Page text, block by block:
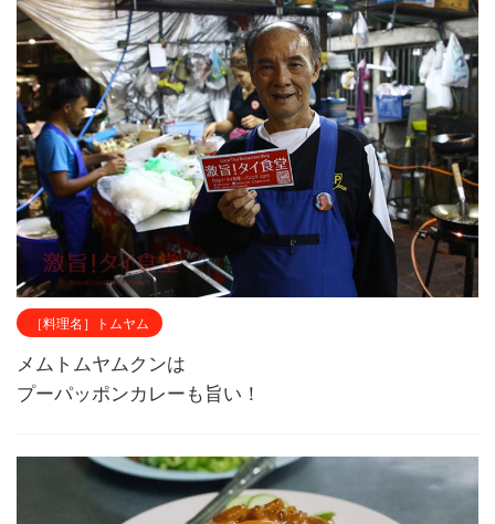
［料理名］トムヤム
メムトムヤムクンは
プーパッポンカレーも旨い！